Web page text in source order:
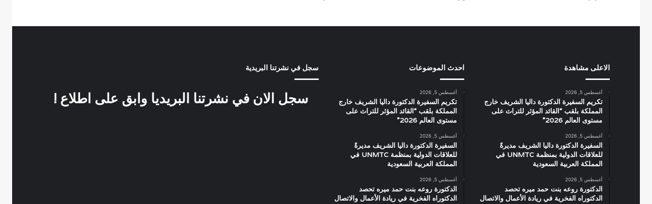
الاعلى مشاهدة
أغسطس 5, 2026
تكريم السفيرة الدكتورة داليا الشريف خارج
المملكة بلقب “القائد المؤثر للتراث على
مستوى العالم 2026”
أغسطس 5, 2026
السفيرة الدكتورة داليا الشريف مديرةً
للعلاقات الدولية بمنظمة UNMTC في
المملكة العربية السعودية
أغسطس 5, 2026
الدكتورة روعه بنت حمد ميره تحصد
الدكتوراه الفخرية في ريادة الأعمال والاتصال
احدث الموضوعات
أغسطس 5, 2026
تكريم السفيرة الدكتورة داليا الشريف خارج
المملكة بلقب “القائد المؤثر للتراث على
مستوى العالم 2026”
أغسطس 5, 2026
السفيرة الدكتورة داليا الشريف مديرةً
للعلاقات الدولية بمنظمة UNMTC في
المملكة العربية السعودية
أغسطس 5, 2026
الدكتورة روعه بنت حمد ميره تحصد
الدكتوراه الفخرية في ريادة الأعمال والاتصال
سجل في نشرتنا البريدية
سجل الان في نشرتنا البريديا وابق على اطلاع !